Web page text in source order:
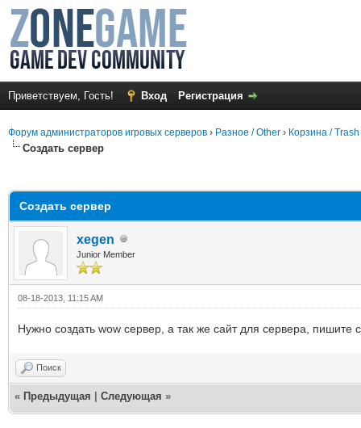
Приветствуем, Гость! Вход Регистрация
Форум администраторов игровых серверов › Разное / Other › Корзина / Trash
Создать сервер
Создать сервер
xegen
Junior Member
08-18-2013, 11:15 AM
Нужно создать wow сервер, а так же сайт для сервера, пишите
Поиск
« Предыдущая Следующая »